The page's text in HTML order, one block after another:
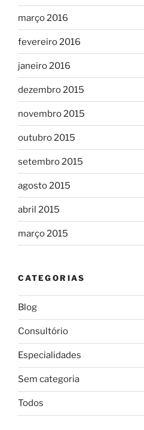
março 2016
fevereiro 2016
janeiro 2016
dezembro 2015
novembro 2015
outubro 2015
setembro 2015
agosto 2015
abril 2015
março 2015
CATEGORIAS
Blog
Consultório
Especialidades
Sem categoria
Todos